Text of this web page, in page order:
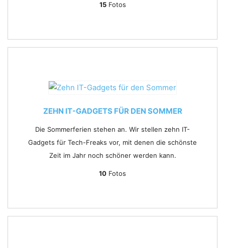
15Fotos
ZEHN IT-GADGETS FÜR DEN SOMMER
Die Sommerferien stehen an. Wir stellen zehn IT-
Gadgets für Tech-Freaks vor, mit denen die schönste
Zeit im Jahr noch schöner werden kann.
10 Fotos